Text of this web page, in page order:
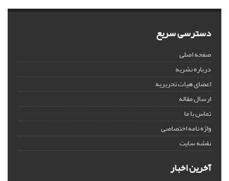
دسترسی سریع
صفحه اصلی
درباره نشریه
اعضای هیات تحریریه
ارسال مقاله
تماس با ما
واژه نامه اختصاصی
نقشه سایت
آخرین اخبار